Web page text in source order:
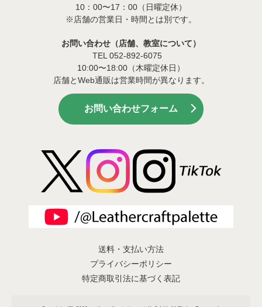
10：00〜17：00（日曜定休）
※店舗の営業日・時間とは別です。
お問い合わせ（店舗、教室について）
TEL 052-892-6075
10:00〜18:00（木曜定休日）
店舗とWeb通販は営業時間が異なります。
お問い合わせフォーム
送料・支払い方法
プライバシーポリシー
特定商取引法に基づく表記